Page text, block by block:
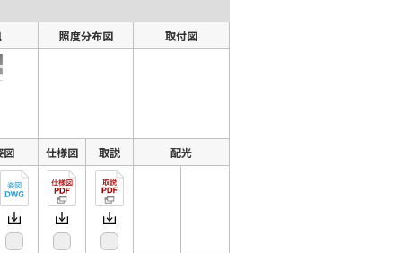
照度分布図 取付図
図 仕様図 取説 配光